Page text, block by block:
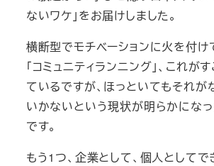
ないワケ」をお届けしました。
横断型でモチベーションに火を付け
「コミュニティランニング」、これが
ているですが、ほっといてもそれが
いかないという現状が明らかにな
です。
もう1つ、企業として、個人としてで